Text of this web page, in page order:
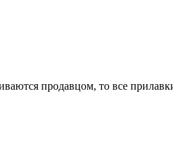
продавцом, то все